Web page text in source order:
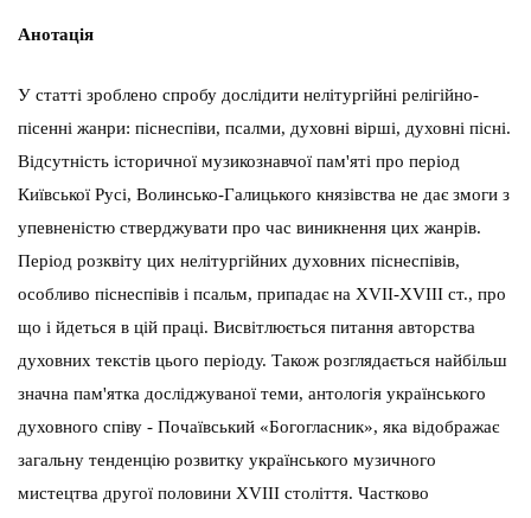
Анотація
У статті зроблено спробу дослідити нелітургійні релігійно-
пісенні жанри: піснеспіви, псалми, духовні вірші, духовні пісні.
Відсутність історичної музикознавчої пам'яті про період
Київської Русі, Волинсько-Галицького князівства не дає змоги з
упевненістю стверджувати про час виникнення цих жанрів.
Період розквіту цих нелітургійних духовних піснеспівів,
особливо піснеспівів і псальм, припадає на XVII-XVIII ст., про
що і йдеться в цій праці. Висвітлюється питання авторства
духовних текстів цього періоду. Також розглядається найбільш
значна пам'ятка досліджуваної теми, антологія українського
духовного співу - Почаївський «Богогласник», яка відображає
загальну тенденцію розвитку українського музичного
мистецтва другої половини XVIII століття. Частково